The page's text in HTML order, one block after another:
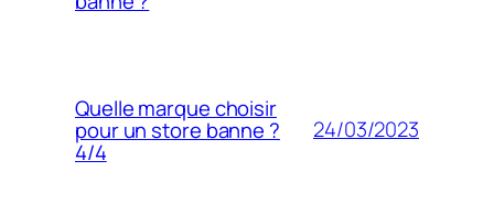
Quelle marque choisir
pour un store banne ?
4/4
24/03/2023